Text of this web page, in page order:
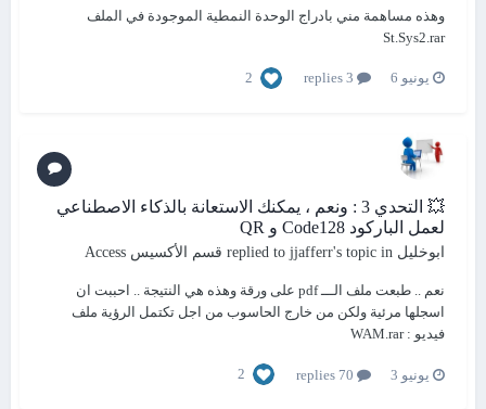
وهذه مساهمة مني بادراج الوحدة النمطية الموجودة في الملف
St.Sys2.rar
يونيو 6 2
💥 التحدي 3 : ونعم ، يمكنك الاستعانة بالذكاء الاصطناعي
لعمل الباركود Code128 و QR
ابوخليل jjafferr's topic in قسم الأكسيس Access
نعم .. طبعت ملف الـــ pdf على ورقة وهذه هي النتيجة .. احببت ان
اسجلها مرئية ولكن من خارج الحاسوب من اجل تكتمل الرؤية ملف
فيديو : WAM.rar
يونيو 3 2